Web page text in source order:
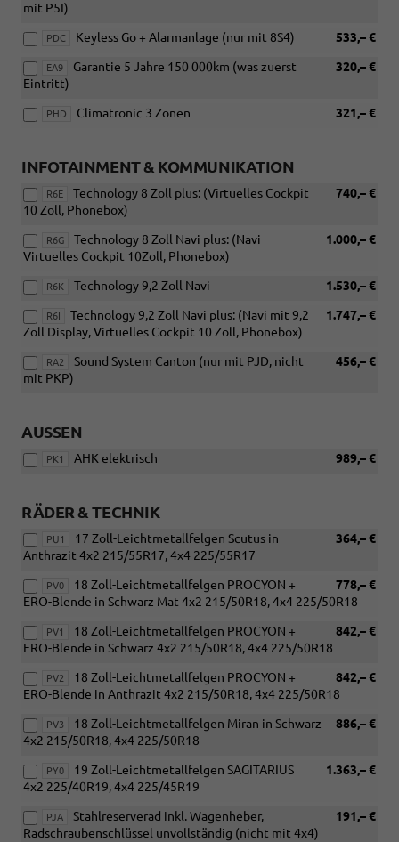
mit P5I)
PDC 533,– €
Keyless Go + Alarmanlage (nur mit 8S4)
EA9 320,– €
Garantie 5 Jahre 150 000km (was zuerst
Eintritt)
PHD 321,– €
Climatronic 3 Zonen
INFOTAINMENT & KOMMUNIKATION
R6E 740,– €
Technology 8 Zoll plus: (Virtuelles Cockpit
10 Zoll, Phonebox)
R6G 1.000,– €
Technology 8 Zoll Navi plus: (Navi
Virtuelles Cockpit 10Zoll, Phonebox)
R6K 1.530,– €
Technology 9,2 Zoll Navi
R6I 1.747,– €
Technology 9,2 Zoll Navi plus: (Navi mit 9,2
Zoll Display, Virtuelles Cockpit 10 Zoll, Phonebox)
RA2 456,– €
Sound System Canton (nur mit PJD, nicht
mit PKP)
AUSSEN
PK1 989,– €
AHK elektrisch
RÄDER & TECHNIK
PU1 364,– €
17 Zoll-Leichtmetallfelgen Scutus in
Anthrazit 4x2 215/55R17, 4x4 225/55R17
PV0 778,– €
18 Zoll-Leichtmetallfelgen PROCYON +
ERO-Blende in Schwarz Mat 4x2 215/50R18, 4x4 225/50R18
PV1 842,– €
18 Zoll-Leichtmetallfelgen PROCYON +
ERO-Blende in Schwarz 4x2 215/50R18, 4x4 225/50R18
PV2 842,– €
18 Zoll-Leichtmetallfelgen PROCYON +
ERO-Blende in Anthrazit 4x2 215/50R18, 4x4 225/50R18
PV3 886,– €
18 Zoll-Leichtmetallfelgen Miran in Schwarz
4x2 215/50R18, 4x4 225/50R18
PY0 1.363,– €
19 Zoll-Leichtmetallfelgen SAGITARIUS
4x2 225/40R19, 4x4 225/45R19
PJA 191,– €
Stahlreserverad inkl. Wagenheber,
Radschraubenschlüssel unvollständig (nicht mit 4x4)